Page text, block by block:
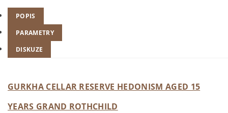
POPIS
PARAMETRY
DISKUZE
GURKHA CELLAR RESERVE HEDONISM AGED 15
YEARS GRAND ROTHCHILD